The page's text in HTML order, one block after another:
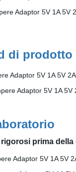
di prodotto
prima